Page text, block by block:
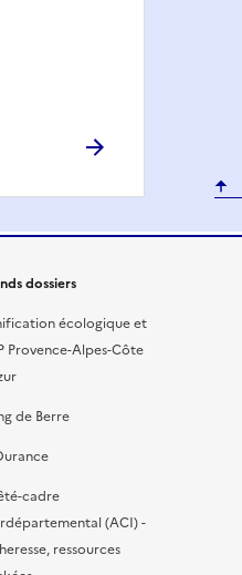
dossiers
écologique et
Provence-Alpes-Côte
de Berre
cadre
(ACI) -
ressources